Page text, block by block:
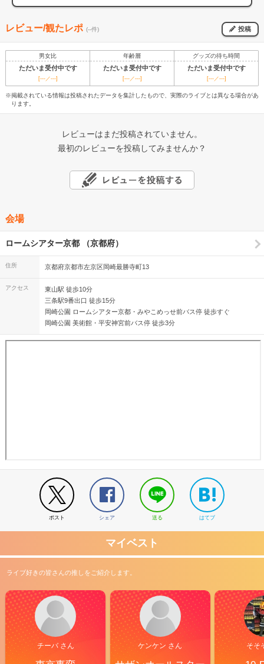
レビュー/観たレポ (--件) 投稿
男女比 年齢層 グッズの待ち時間
ただいま受付中です ただいま受付中です ただいま受付中です
[---／---] [---／---] [---／---]
※掲載されている情報は投稿されたデータを集計したもので、実際のライブとは異なる場合があ
ります。
レビューはまだ投稿されていません。
最初のレビューを投稿してみませんか？
会場
ロームシアター京都 （京都府）
住所 京都府京都市左京区岡崎最勝寺町13
アクセス
東山駅 徒歩10分
三条駅9番出口 徒歩15分
岡崎公園 ロームシアター京都・みやこめっせ前バス停 徒歩すぐ
岡崎公園 美術館・平安神宮前バス停 徒歩3分
ポスト シェア 送る はてブ
マイベスト
ライブ好きの皆さんの推しをご紹介します。
チーバ さん ケンケン さん そそ